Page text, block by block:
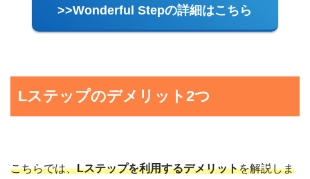
>>Wonderful Stepの詳細はこちら
Lステップのデメリット2つ
こちらでは、Lステップを利用するデメリットを解説しま